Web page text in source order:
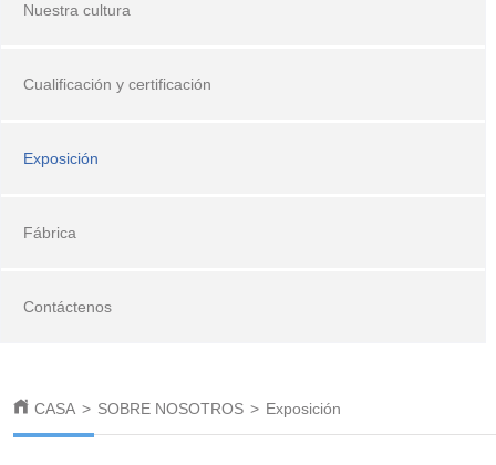
Nuestra cultura
Cualificación y certificación
Exposición
Fábrica
Contáctenos
CASA > SOBRE NOSOTROS > Exposición